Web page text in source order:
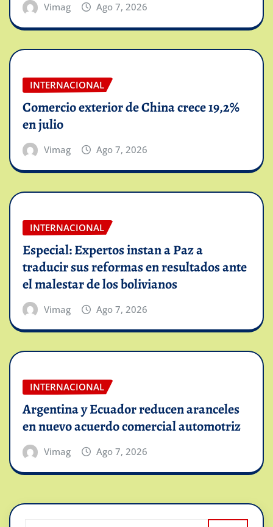
Vimag Ago 7, 2026
INTERNACIONAL
Comercio exterior de China crece 19,2%
en julio
Vimag Ago 7, 2026
INTERNACIONAL
Especial: Expertos instan a Paz a
traducir sus reformas en resultados ante
el malestar de los bolivianos
Vimag Ago 7, 2026
INTERNACIONAL
Argentina y Ecuador reducen aranceles
en nuevo acuerdo comercial automotriz
Vimag Ago 7, 2026